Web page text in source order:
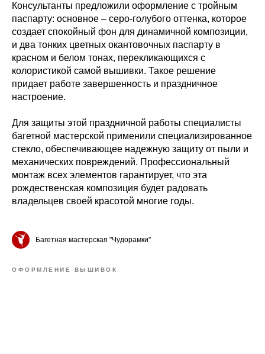
Консультанты предложили оформление с тройным
паспарту: основное – серо-голубого оттенка, которое
создает спокойный фон для динамичной композиции,
и два тонких цветных окантовочных паспарту в
красном и белом тонах, перекликающихся с
колористикой самой вышивки. Такое решение
придает работе завершенность и праздничное
настроение.
Для защиты этой праздничной работы специалисты
багетной мастерской применили специализированное
стекло, обеспечивающее надежную защиту от пыли и
механических повреждений. Профессиональный
монтаж всех элементов гарантирует, что эта
рождественская композиция будет радовать
владельцев своей красотой многие годы.
Багетная мастерская "Чудорамки"
ОФОРМЛЕНИЕ ВЫШИВОК